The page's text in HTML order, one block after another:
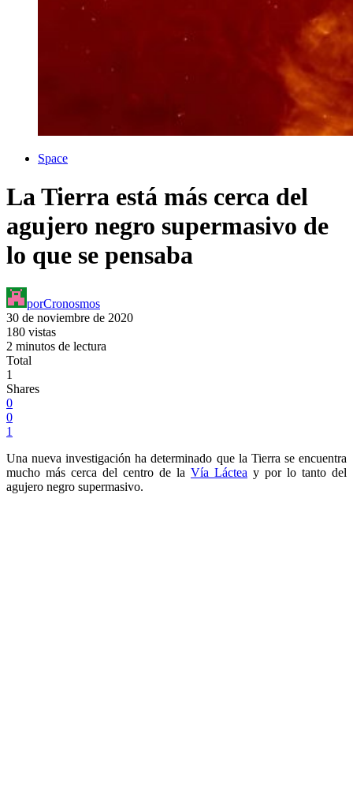
Space
La Tierra está más cerca del
agujero negro supermasivo de
lo que se pensaba
porCronosmos
30 de noviembre de 2020
180 vistas
2 minutos de lectura
Total
1
Shares
0
0
1
Una nueva investigación ha determinado que la Tierra se encuentra
mucho más cerca del centro de la Vía Láctea y por lo tanto del
agujero negro supermasivo.